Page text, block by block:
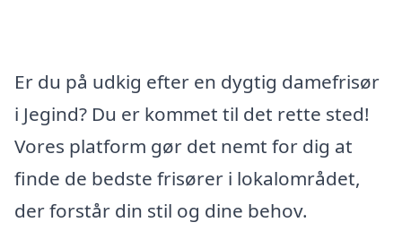
Er du på udkig efter en dygtig damefrisør
i Jegind? Du er kommet til det rette sted!
Vores platform gør det nemt for dig at
finde de bedste frisører i lokalområdet,
der forstår din stil og dine behov.